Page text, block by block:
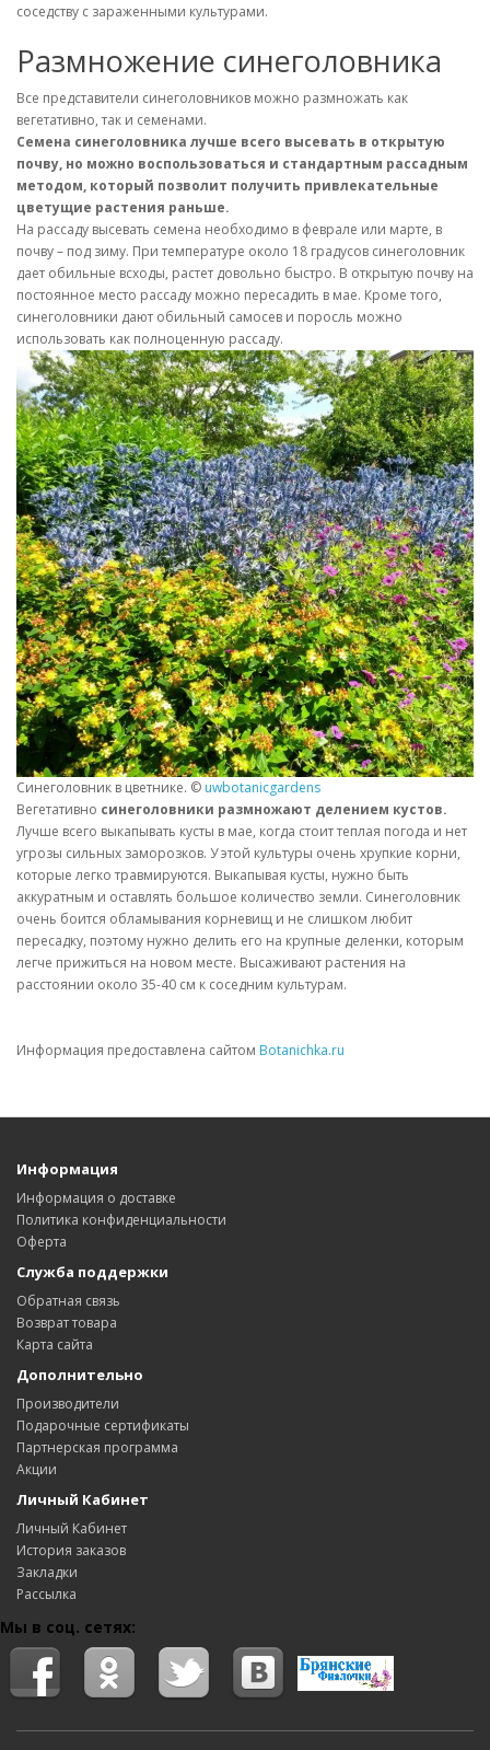
соседству с зараженными культурами.
Размножение синеголовника
Все представители синеголовников можно размножать как
вегетативно, так и семенами.
Семена синеголовника лучше всего высевать в открытую
почву, но можно воспользоваться и стандартным рассадным
методом, который позволит получить привлекательные
цветущие растения раньше.
На рассаду высевать семена необходимо в феврале или марте, в
почву – под зиму. При температуре около 18 градусов синеголовник
дает обильные всходы, растет довольно быстро. В открытую почву на
постоянное место рассаду можно пересадить в мае. Кроме того,
синеголовники дают обильный самосев и поросль можно
использовать как полноценную рассаду.
Синеголовник в цветнике. © uwbotanicgardens
Вегетативно синеголовники размножают делением кустов.
Лучше всего выкапывать кусты в мае, когда стоит теплая погода и нет
угрозы сильных заморозков. У этой культуры очень хрупкие корни,
которые легко травмируются. Выкапывая кусты, нужно быть
аккуратным и оставлять большое количество земли. Синеголовник
очень боится обламывания корневищ и не слишком любит
пересадку, поэтому нужно делить его на крупные деленки, которым
легче прижиться на новом месте. Высаживают растения на
расстоянии около 35-40 см к соседним культурам.
Информация предоставлена сайтом Botanichka.ru
Информация
Информация о доставке
Политика конфиденциальности
Оферта
Служба поддержки
Обратная связь
Возврат товара
Карта сайта
Дополнительно
Производители
Подарочные сертификаты
Партнерская программа
Акции
Личный Кабинет
Личный Кабинет
История заказов
Закладки
Рассылка
Мы в соц. сетях: